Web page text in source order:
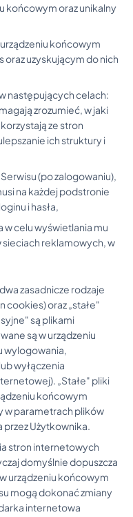
końcowym oraz unikalny
końcowym
oraz uzyskującym do nich
następujących celach:
zrozumieć, w jaki
ze stron
ich struktury i
(po zalogowaniu),
na każdej podstronie
i hasła,
celu wyświetlania mu
reklamowych, w
zasadnicze rodzaje
cookies) oraz „stałe"
są plikami
są w urządzeniu
wylogowania,
wyłączenia
„Stałe" pliki
końcowym
w parametrach plików
przez Użytkownika.
stron internetowych
domyślnie dopuszcza
urządzeniu końcowym
mogą dokonać zmiany
internetowa